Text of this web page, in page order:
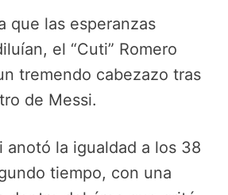
que las esperanzas
el “Cuti” Romero
tremendo cabezazo tras
de Messi.
anotó la igualdad a los 38
tiempo, con una